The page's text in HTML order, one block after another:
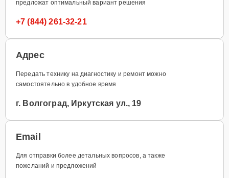
предложат оптимальный вариант решения
+7 (844) 261-32-21
Адрес
Передать технику на диагностику и ремонт можно
самостоятельно в удобное время
г. Волгоград, Иркутская ул., 19
Email
Для отправки более детальных вопросов, а также
пожеланий и предложений